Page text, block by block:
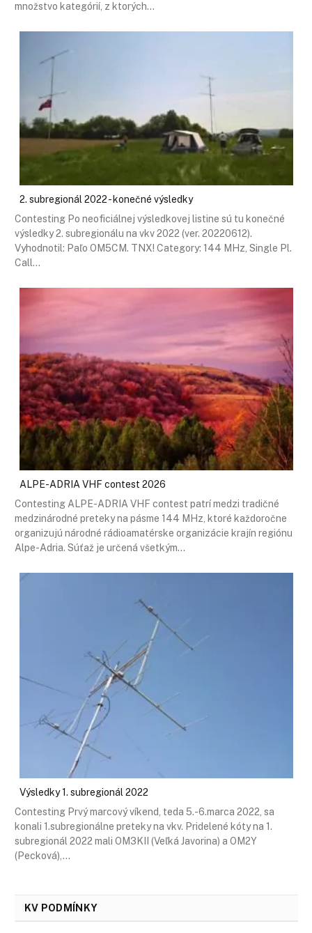
množstvo kategórií, z ktorých…
2. subregionál 2022 - konečné výsledky
Contesting Po neoficiálnej výsledkovej listine sú tu konečné
výsledky 2. subregionálu na vkv 2022 (ver. 20220612).
Vyhodnotil: Paľo OM5CM. TNX! Category: 144 MHz, Single Pl.
Call…
ALPE-ADRIA VHF contest 2026
Contesting ALPE-ADRIA VHF contest patrí medzi tradičné
medzinárodné preteky na pásme 144 MHz, ktoré každoročne
organizujú národné rádioamatérske organizácie krajín regiónu
Alpe-Adria. Súťaž je určená všetkým…
Výsledky 1. subregionál 2022
Contesting Prvý marcový víkend, teda 5.-6.marca 2022, sa
konali 1.subregionálne preteky na vkv. Pridelené kóty na 1.
subregionál 2022 mali OM3KII (Veľká Javorina) a OM2Y
(Pecková),…
KV PODMÍNKY